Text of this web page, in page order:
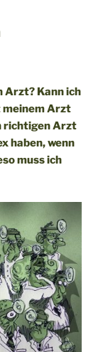
Arzt? Kann ich
meinem Arzt
richtigen Arzt
haben, wenn
muss ich